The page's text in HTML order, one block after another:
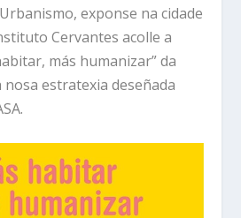
exponse na cidade
Cervantes acolle a
más humanizar” da
estratexia deseñada